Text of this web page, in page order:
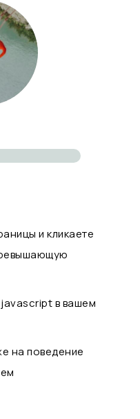
и кликаете
в вашем
на поведение